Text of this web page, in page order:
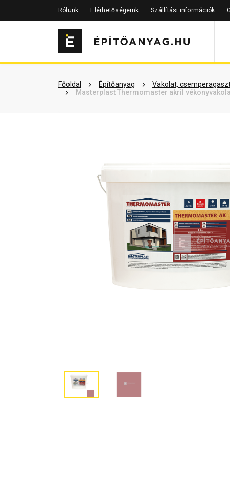
Rólunk Elérhetőségeink Szállítási információk
Főoldal Építőanyag Vakolat,
Masterplast Thermomaster akril
Szükséged lehet rá Részletes